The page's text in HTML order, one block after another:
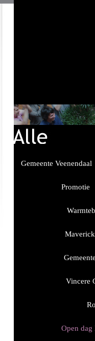
Gemeente Veenendaal
Promotie
Vincere
Open